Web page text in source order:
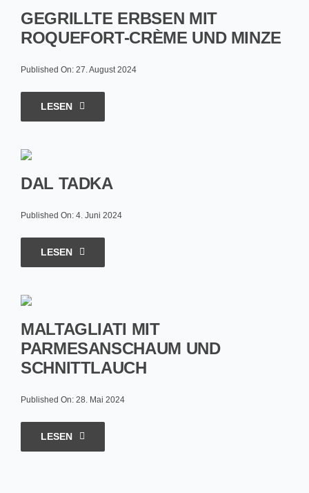
GEGRILLTE ERBSEN MIT
ROQUEFORT-CRÈME UND MINZE
Published On: 27. August 2024
LESEN
DAL TADKA
Published On: 4. Juni 2024
LESEN
MALTAGLIATI MIT
PARMESANSCHAUM UND
SCHNITTLAUCH
Published On: 28. Mai 2024
LESEN